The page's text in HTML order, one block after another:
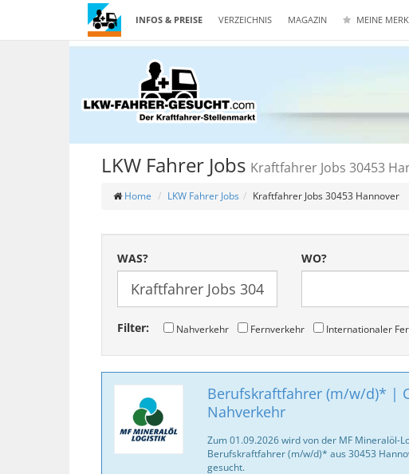
INFOS & PREISE VERZEICHNIS MAGAZIN MEINE
LKW Fahrer Jobs Kraftfahrer Jobs 30453
Home LKW Fahrer Jobs Kraftfahrer Jobs 30453 Hannover
WAS? WO?
Filter: Nahverkehr Fernverkehr Internationaler
Berufskraftfahrer (m/w/d)* |
Nahverkehr
Zum 01.09.2026 wird von der MF Mineralöl-
Berufskraftfahrer (m/w/d)* aus 30453
gesucht.